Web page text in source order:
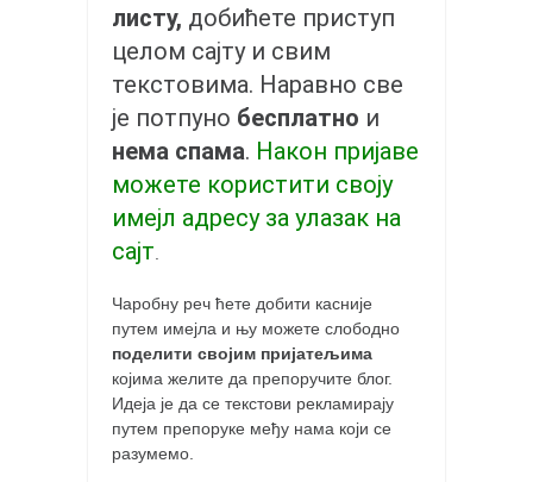
листу, добићете приступ
целом сајту и свим
текстовима. Наравно све
је потпуно бесплатно и
нема спама. Након пријаве
можете користити своју
имејл адресу за улазак на
сајт
Чаробну реч ћете добити касније
путем имејла и њу можете слободно
поделити својим пријатељима
којима желите да препоручите блог.
Идеја је да се текстови рекламирају
путем препоруке међу нама који се
разумемо.